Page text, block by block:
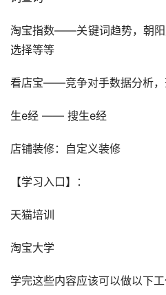
淘宝指数——关键词趋势，朝
选择等等
看店宝——竞争对手数据分析，
生e经 —— 搜生e经
店铺装修：自定义装修
【学习入口】：
天猫培训
淘宝大学
学完这些内容应该可以做以下